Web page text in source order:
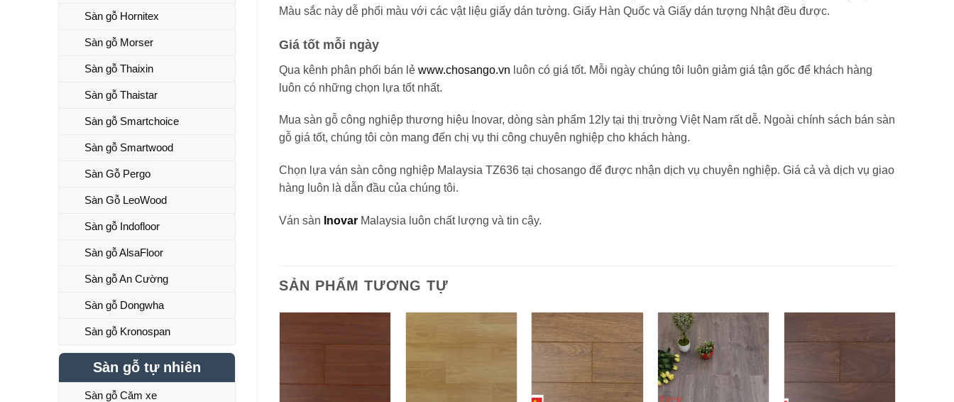
Sàn gỗ Hornitex
Sàn gỗ Morser
Sàn gỗ Thaixin
Sàn gỗ Thaistar
Sàn gỗ Smartchoice
Sàn gỗ Smartwood
Sàn Gỗ Pergo
Sàn Gỗ LeoWood
Sàn gỗ Indofloor
Sàn gỗ AlsaFloor
Sàn gỗ An Cường
Sàn gỗ Dongwha
Sàn gỗ Kronospan
Sàn gỗ tự nhiên
Sàn gỗ Căm xe
Màu sắc này dễ phối màu với các vật liệu giấy dán tường. Giấy Hàn Quốc và Giấy dán tượng Nhật đều được.
Giá tốt mỗi ngày
Qua kênh phân phối bán lẻ www.chosango.vn luôn có giá tốt. Mỗi ngày chúng tôi luôn giảm giá tận gốc để khách hàng
luôn có những chọn lựa tốt nhất.
Mua sàn gỗ công nghiệp thương hiệu Inovar, dòng sàn phẩm 12ly tại thị trường Việt Nam rất dễ. Ngoài chính sách bán sàn
gỗ giá tốt, chúng tôi còn mang đến chị vụ thi công chuyên nghiệp cho khách hàng.
Chọn lựa ván sàn công nghiệp Malaysia TZ636 tại chosango để được nhận dịch vụ chuyên nghiệp. Giá cả và dịch vụ giao
hàng luôn là dẫn đầu của chúng tôi.
Ván sàn Inovar Malaysia luôn chất lượng và tin cậy.
SẢN PHẨM TƯƠNG TỰ